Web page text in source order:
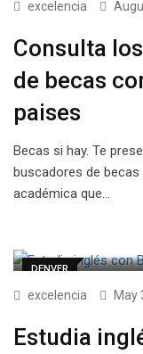
excelencia
Consulta
de becas
paises
Becas si hay. Te
buscadores de
académica que…
DENVER
excelencia May
Estudia